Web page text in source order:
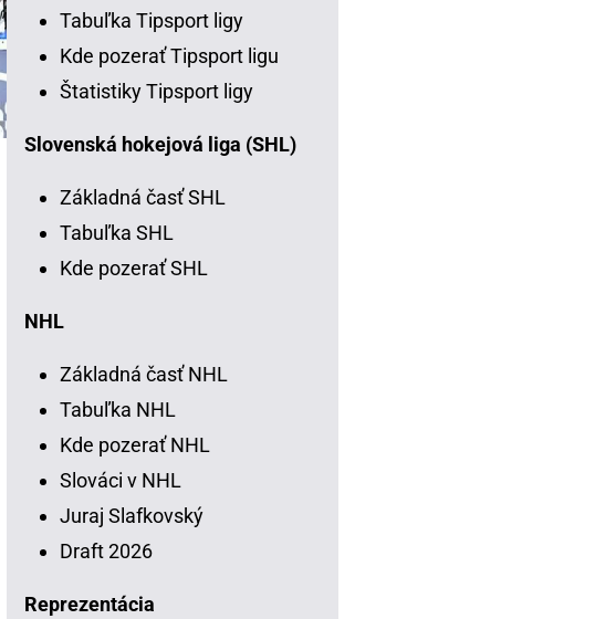
Tabuľka Tipsport ligy
Kde pozerať Tipsport ligu
Štatistiky Tipsport ligy
Slovenská hokejová liga (SHL)
Základná časť SHL
Tabuľka SHL
Kde pozerať SHL
NHL
Základná časť NHL
Tabuľka NHL
Kde pozerať NHL
Slováci v NHL
Juraj Slafkovský
Draft 2026
Reprezentácia